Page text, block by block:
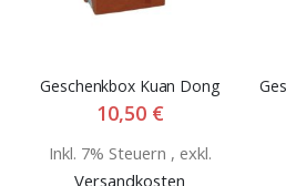
Geschenkbox Kuan Dong
10,50 €
Inkl. 7% Steuern , exkl.
Versandkosten